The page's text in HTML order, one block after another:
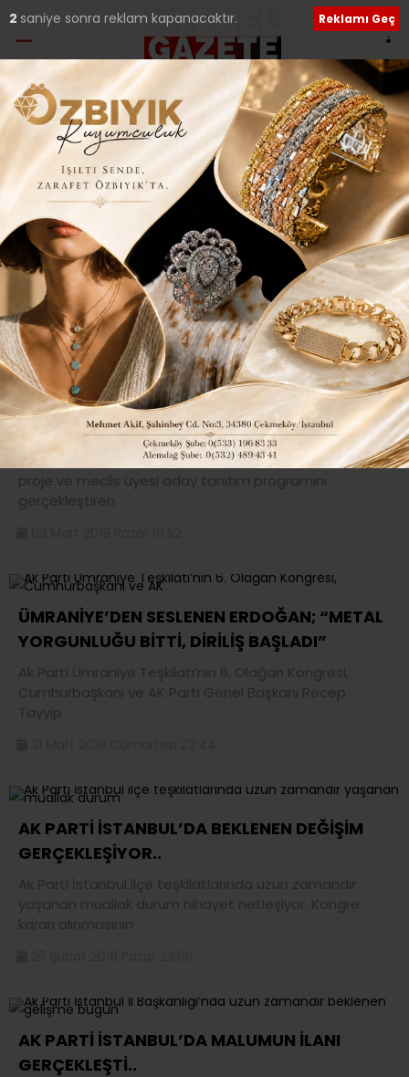
Etiket:Mustafa Ataş
ÜMRANİYELİ’NİN YENİ BULUŞMA ADRESİ SAAT
KULESİ..
Başkan Hasan Can’ın 2004’ten bu yana ilçeye yaptığı
hizmetler ve hayata geçirdiği projeler, Ümraniye’yi
İstanbul’un
15 Mart 2019 Cuma 20:46
AHMET POYRAZ YENİ DÖNEM PROJELERİNİ VE
EKİBİNİ TANITTI..
Hafta sonu Çekmeköy Spor Kompleksi’nde yeni dönem
proje ve meclis üyesi aday tanıtım programını
gerçekleştiren
ÜMRANİYE’DEN SESLENEN ERDOĞAN; “METAL
YORGUNLUĞU BİTTİ, DİRİLİŞ BAŞLADI”
Ak Parti Ümraniye Teşkilatı’nın 6. Olağan Kongresi,
Cumhurbaşkanı ve AK Parti Genel Başkanı Recep
Tayyip
AK PARTİ İSTANBUL’DA BEKLENEN DEĞİŞİM
GERÇEKLEŞİYOR..
Ak Parti İstanbul ilçe teşkilatlarında uzun zamandır
yaşanan muallak durum nihayet netleşiyor. Kongre
kararı alınmasının
AK PARTİ İSTANBUL’DA MALUMUN İLANI
GERÇEKLEŞTİ..
2 saniye sonra reklam kapanacaktır. Reklamı Geç